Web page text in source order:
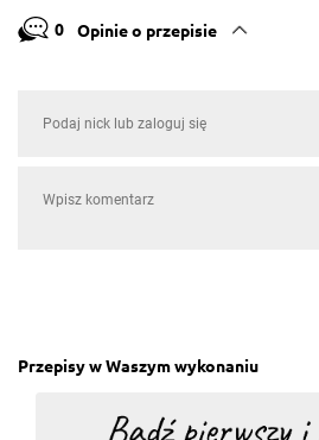
0 Opinie o przepisie
Przepisy w Waszym wykonaniu